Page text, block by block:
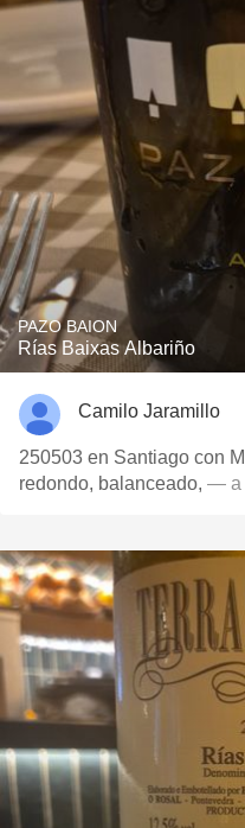
PAZO BAION
Rías Baixas Albariño
Camilo Jaramillo
250503 en Santiago con
redondo, balanceado, — a